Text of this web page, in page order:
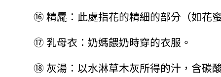
⑯ 精麤：此處指花的精細的部分（如花
⑰ 乳母衣：奶媽餵奶時穿的衣服。
⑱ 灰湯：以水淋草木灰所得的汁，含碳